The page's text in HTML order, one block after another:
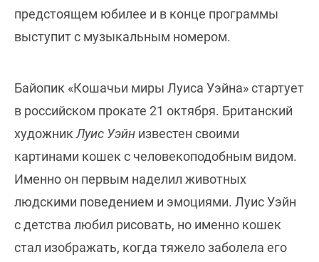
предстоящем юбилее и в конце программы
выступит с музыкальным номером.
Байопик «Кошачьи миры Луиса Уэйна» стартует
в российском прокате 21 октября. Британский
художникЛуис Уэйн известен своими
картинами кошек с человекоподобным видом.
Именно он первым наделил животных
людскими поведением и эмоциями. Луис Уэйн
с детства любил рисовать, но именно кошек
стал изображать, когда тяжело заболела его